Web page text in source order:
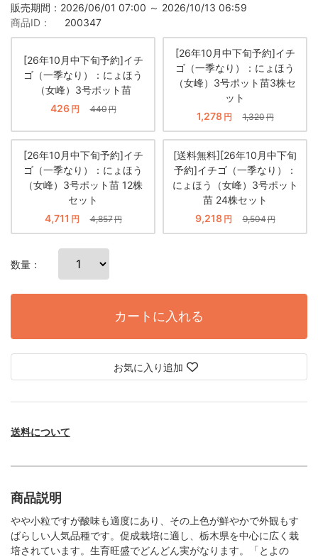
販売期間：2026/06/01 07:00 ～ 2026/10/13 06:59
商品ID：
200347
[26年10月中下旬予約]イチ
ゴ（一季なり）：にょほう
（女峰）3号ポット苗
426 円 440円
[26年10月中下旬予約]イチ
ゴ（一季なり）：にょほう
（女峰）3号ポット苗3株セ
ット
1,278 円 1,320円
[26年10月中下旬予約]イチ
ゴ（一季なり）：にょほう
（女峰）3号ポット苗 12株
セット
4,711 円 4,857円
[送料無料][26年10月中下旬
予約]イチゴ（一季なり）：
にょほう（女峰）3号ポット
苗 24株セット
9,218 円 9,504円
数量：
カートに入れる
お気に入り追加
送料について
商品説明
やや小粒ですが酸味も適度にあり、その上色が鮮やかで外観もす
ばらしい人気品種です。促成栽培に適し、栃木県を中心に広く栽
培されています。生育旺盛でどんどん実がなります。「とよの